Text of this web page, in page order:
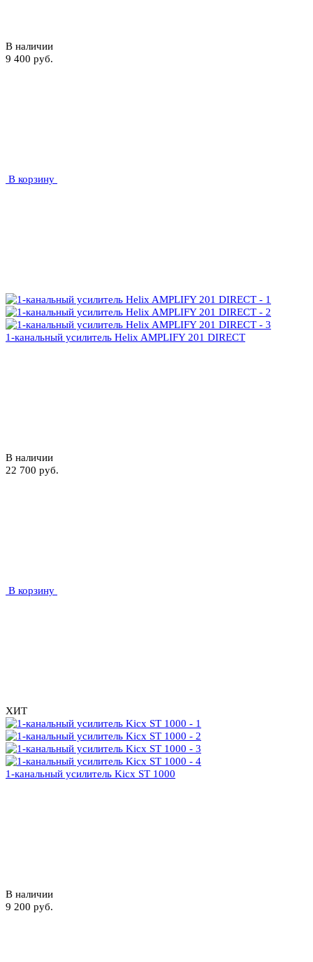
В наличии
9 400 руб.
В корзину
1-канальный усилитель Helix AMPLIFY 201 DIRECT
В наличии
22 700 руб.
В корзину
ХИТ
1-канальный усилитель Kicx ST 1000
В наличии
9 200 руб.